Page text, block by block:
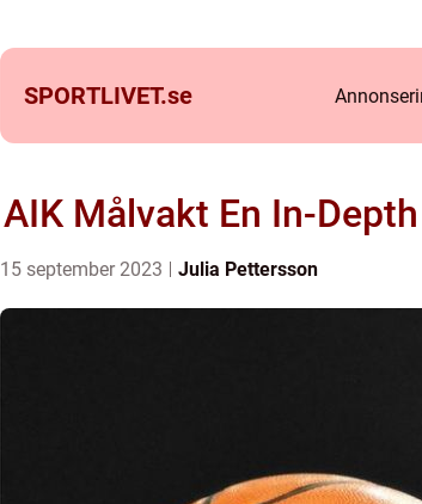
SPORTLIVET.se
AIK Målvakt En In-
15 september 2023 Julia Pettersson